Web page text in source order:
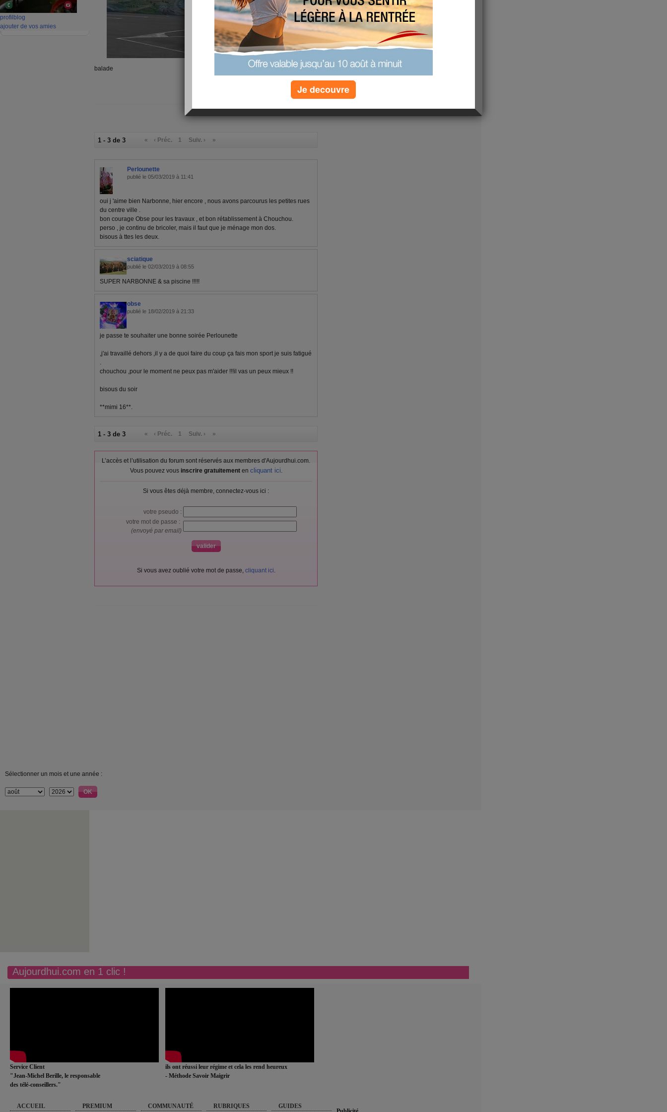
profil blog
ajouter de vos amies
balade
(3) commentaires
1 - 3 de 3 « ‹ Préc. 1 Suiv. › »
Perlounette
publié le 05/03/2019 à 11:41
oui j 'aime bien Narbonne, hier encore , nous avons parcourus les petites rues
du centre ville .
bon courage Obse pour les travaux , et bon rétablissement à Chouchou.
perso , je continu de bricoler, mais il faut que je ménage mon dos.
bisous à ttes les deux.
sciatique
publié le 02/03/2019 à 08:55
SUPER NARBONNE & sa piscine !!!!!
obse
publié le 18/02/2019 à 21:33
je passe te souhaiter une bonne soirée Perlounette
,j'ai travaillé dehors ,il y a de quoi faire du coup ça fais mon sport je suis fatigué
.
chouchou ,pour le moment ne peux pas m'aider !!!il vas un peux mieux !!
bisous du soir
**mimi 16**.
1 - 3 de 3 « ‹ Préc. 1 Suiv. › »
L’accès et l’utilisation du forum sont réservés aux membres d'Aujourdhui.com.
Vous pouvez vous inscrire gratuitementen cliquant ici.
Si vous êtes déjà membre, connectez-vous ici :
votre pseudo :
votre mot de passe :
(envoyé par email)
Si vous avez oublié votre mot de passe, cliquant ici.
Sélectionner un mois et une année :
Aujourdhui.com en 1 clic !
Service Client
"Jean-Michel Berille, le responsable
des télé-conseillers."
ils ont réussi leur régime et cela les rend heureux
- Méthode Savoir Maigrir
ACCUEIL PREMIUM COMMUNAUTÉ RUBRIQUES GUIDES
Je decouvre